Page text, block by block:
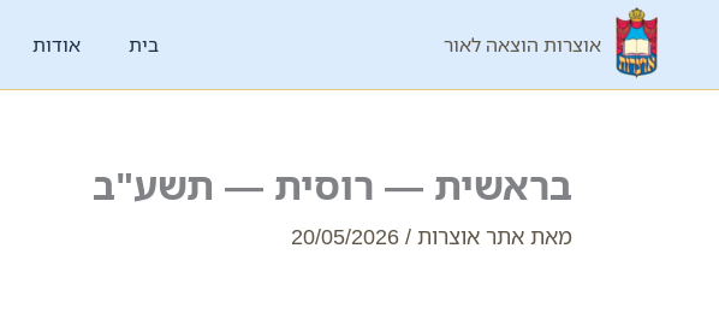
אוצרות הוצאה לאור בית אודות
בראשית — רוסית — תשע"ב
מאת אתר אוצרות /
20/05/2026